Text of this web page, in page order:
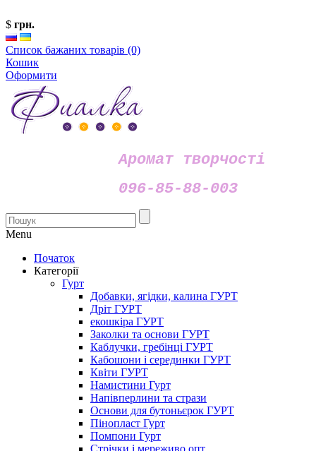
$ грн.
Список бажаних товарів (0)
Кошик
Оформити
Аромат творчості
096-85-88-003
Menu
Початок
Категорії
Гурт
Добавки, ягідки, калина ГУРТ
Дріт ГУРТ
екошкіра ГУРТ
Заколки та основи ГУРТ
Каблучки, гребінці ГУРТ
Кабошони і серединки ГУРТ
Квіти ГУРТ
Намистини Гурт
Напівперлини та стрази
Основи для бутоньєрок ГУРТ
Пінопласт Гурт
Помпони Гурт
Стрічки і мереживо опт